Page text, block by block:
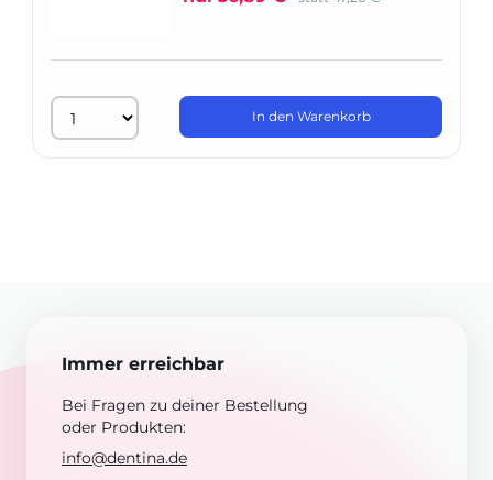
In den Warenkorb
Immer erreichbar
Bei Fragen zu deiner Bestellung
oder Produkten:
info@dentina.de